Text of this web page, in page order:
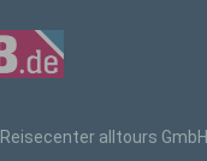
Reisecenter alltours GmbH